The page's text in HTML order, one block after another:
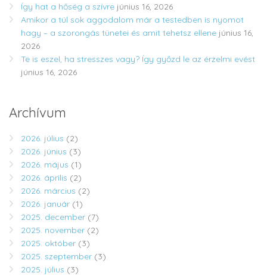
Így hat a hőség a szívre június 16, 2026
Amikor a túl sok aggodalom már a testedben is nyomot
hagy – a szorongás tünetei és amit tehetsz ellene június 16,
2026
Te is eszel, ha stresszes vagy? Így győzd le az érzelmi evést
június 16, 2026
Archívum
2026. július (2)
2026. június (3)
2026. május (1)
2026. április (2)
2026. március (2)
2026. január (1)
2025. december (7)
2025. november (2)
2025. október (3)
2025. szeptember (3)
2025. július (3)